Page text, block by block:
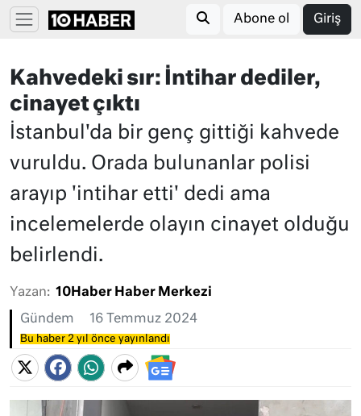
Abone ol Giriş
Kahvedeki sır: İntihar dediler,
cinayet çıktı
İstanbul'da bir genç gittiği kahvede
vuruldu. Orada bulunanlar polisi
arayıp 'intihar etti' dedi ama
incelemelerde olayın cinayet olduğu
belirlendi.
Yazan: 10Haber Haber Merkezi
Gündem 16 Temmuz 2024
Bu haber 2 yıl önce yayınlandı